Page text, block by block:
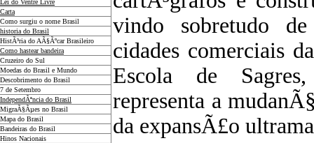
Lei do Ventre Livre
Carta
Como surgiu o nome Brasil
historia do Brasil
HistÃ³ria do AÃ§Ãºcar Brasileiro
Como hastear bandeira
Cruzeiro do Sul
Moedas do Brasil e Mundo
Descobrimento do Brasil
7 de Setembro
IndependÃªncia do Brasil
MigraÃ§Ãµes no Brasil
Mapa do Brasil
Bandeiras do Brasil
Hinos Nacionais
vindo sobretudo
cidades comerciais
Escola de Sagres,
representa a
da expansÃ£o